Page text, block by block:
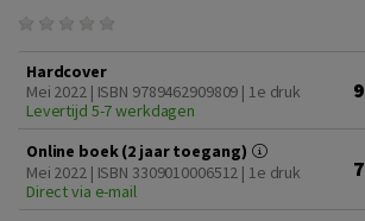
Hardcover
Mei 2022 | ISBN 9789462909809 | 1e druk
Levertijd 5-7 werkdagen
Online boek (2 jaar toegang)
Mei 2022 | ISBN 3309010006512 | 1e druk
Direct via e-mail